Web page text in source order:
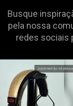
Busque
pela nossa
redes sociais